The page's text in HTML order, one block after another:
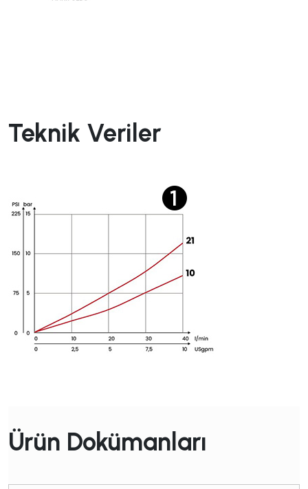
Teknik Veriler
Ürün Dokümanları